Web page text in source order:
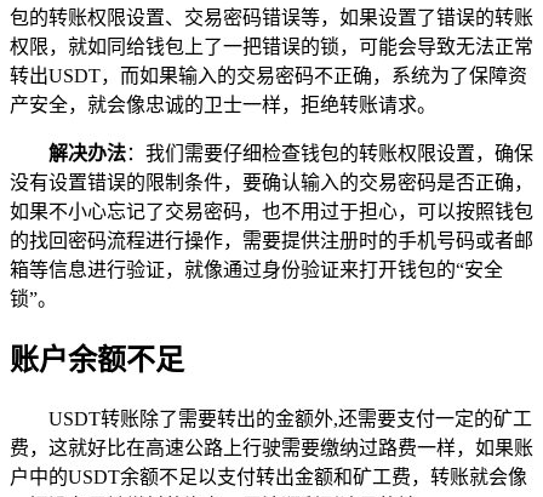
包的转账权限设置、交易密码错误等，如果设置了错误的转账
权限，就如同给钱包上了一把错误的锁，可能会导致无法正常
转出USDT，而如果输入的交易密码不正确，系统为了保障资
产安全，就会像忠诚的卫士一样，拒绝转账请求。
解决办法：我们需要仔细检查钱包的转账权限设置，确保
没有设置错误的限制条件，要确认输入的交易密码是否正确，
如果不小心忘记了交易密码，也不用过于担心，可以按照钱包
的找回密码流程进行操作，需要提供注册时的手机号码或者邮
箱等信息进行验证，就像通过身份验证来打开钱包的“安全
锁”。
账户余额不足
USDT转账除了需要转出的金额外,还需要支付一定的矿工
费，这就好比在高速公路上行驶需要缴纳过路费一样，如果账
户中的USDT余额不足以支付转出金额和矿工费，转账就会像